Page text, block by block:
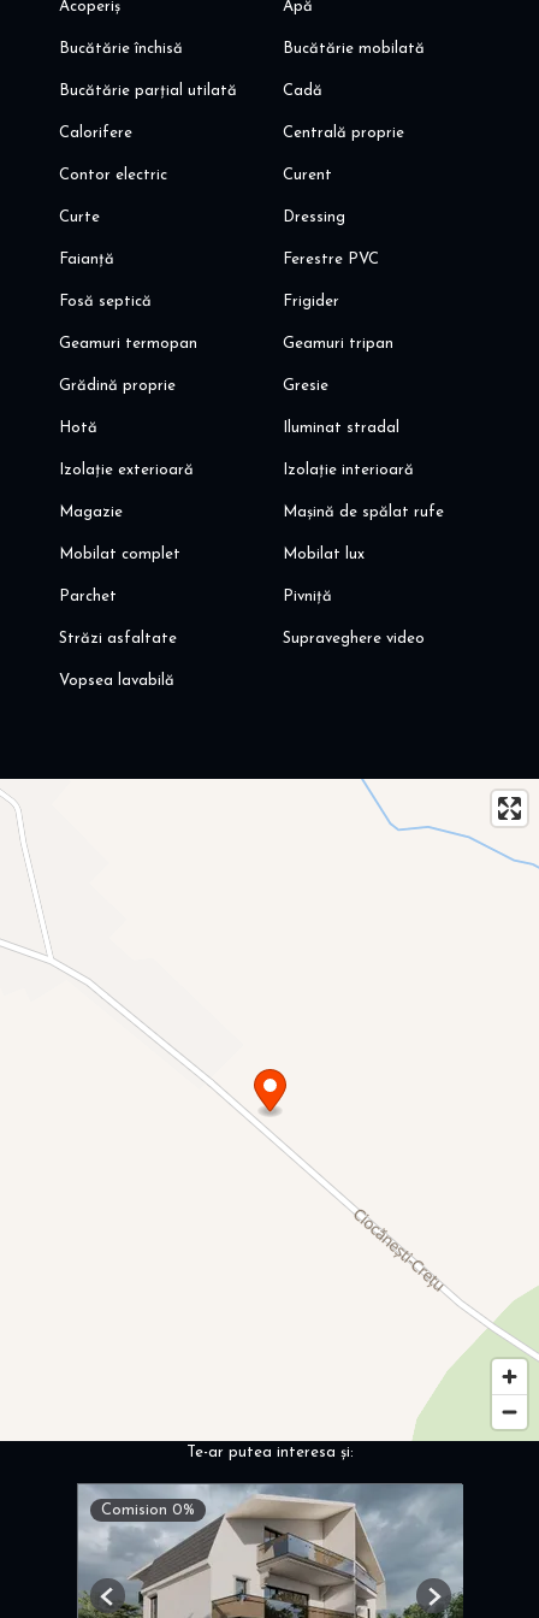
Acoperiș Apă
Bucătărie închisă Bucătărie mobilată
Bucătărie parțial utilată Cadă
Calorifere Centrală proprie
Contor electric Curent
Curte Dressing
Faianță Ferestre PVC
Fosă septică Frigider
Geamuri termopan Geamuri tripan
Grădină proprie Gresie
Hotă Iluminat stradal
Izolație exterioară Izolație interioară
Magazie Mașină de spălat rufe
Mobilat complet Mobilat lux
Parchet Pivniță
Străzi asfaltate Supraveghere video
Vopsea lavabilă
Te-ar putea interesa și:
Comision 0%
Previous Next